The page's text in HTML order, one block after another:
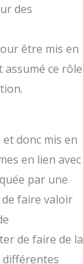
des
être mis en
ce rôle
donc mis en
en lien avec
par une
faire valoir
de faire de la
différentes